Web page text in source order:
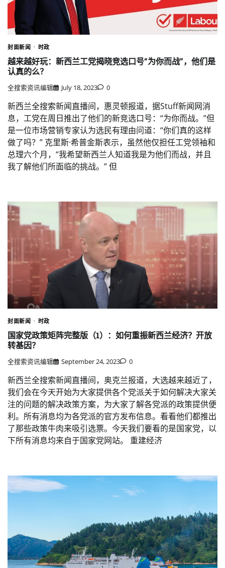
封面新闻 时政
越来越好玩：新西兰工党揭晓竞选口号“为你而战”，他们是
认真的么？
全搜索资讯编辑 July 18, 2023 0
新西兰全搜索新闻直播间，惠灵顿报道，据Stuff新闻网消
息，工党在周日推出了他们的新竞选口号：“为你而战。”但
是一位市场营销专家认为选民有理由问道：“你们真的这样
做了吗？” 克里斯·希普金斯表示，虽然他仅担任工党领袖和
总理六个月，“我希望新西兰人知道我是为他们而战，并且
我了解他们所面临的挑战。” 但
封面新闻 时政
国家党政策矩阵完整版（1）：如何重振新西兰经济？开放
转基因？
全搜索资讯编辑 September 24, 2023 0
新西兰全搜索新闻直播间，奥克兰报道，大选越来越近了，
我们会在今天开始为大家提供各个党派关于如何解决大家关
注的问题的解决政策方案，为大家了解各党派的政策提供便
利。所有消息均为各党派的官方发布信息。看看他们都推出
了那些政策牛肉来吸引选票。今天我们要看的是国家党，以
下所有消息均来自于国家党网站。 重建经济